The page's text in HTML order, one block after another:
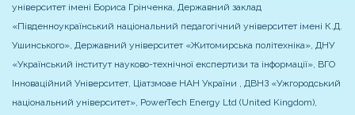
університет імені Бориса Грінченка, Державний заклад
«Південноукраїнський національний педагогічний університет імені К.Д.
Ушинського», Державний університет «Житомирська політехніка», ДНУ
«Український інститут науково-технічної експертизи та інформації», ВГО
Інноваційний Університет, Ціатзмоае НАН України , ДВНЗ «Ужгородський
національний університет», PowerTech Energy Ltd (United Kingdom),